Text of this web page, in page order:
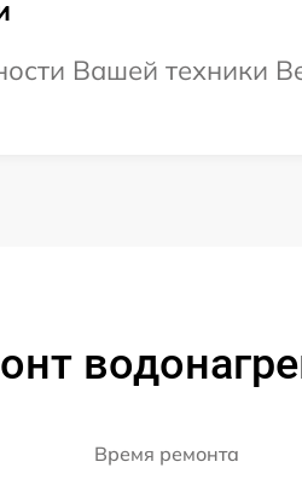
Вашей техники
Время ремонта